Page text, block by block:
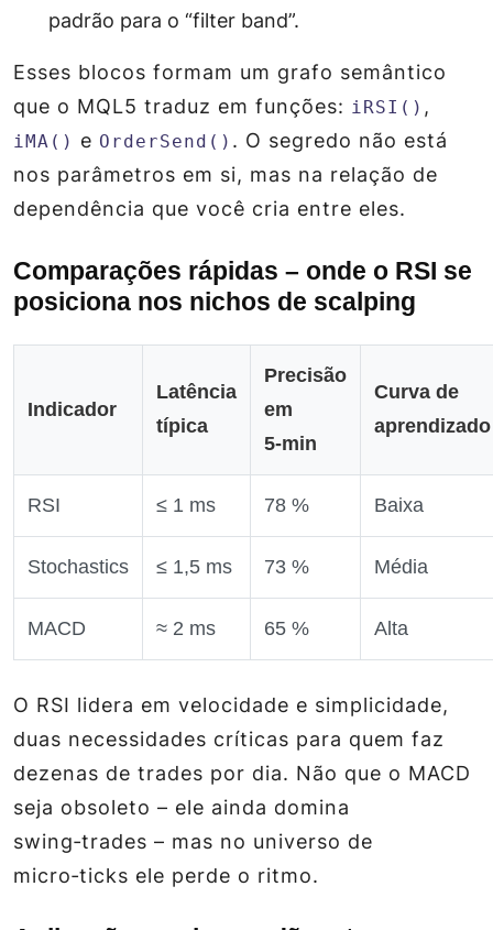
padrão para o “filter band”.
Esses blocos formam um grafo semântico
que o MQL5 traduz em funções: iRSI() ,
iMA() e OrderSend() . O segredo não está
nos parâmetros em si, mas na relação de
dependência que você cria entre eles.
Comparações rápidas – onde o RSI se
posiciona nos nichos de scalping
Indicador
Latência
típica
Precisão
em
5‑min
Curva de
aprendizado
RSI ≤ 1 ms 78 % Baixa
Stochastics ≤ 1,5 ms 73 % Média
MACD ≈ 2 ms 65 % Alta
O RSI lidera em velocidade e simplicidade,
duas necessidades críticas para quem faz
dezenas de trades por dia. Não que o MACD
seja obsoleto – ele ainda domina
swing‑trades – mas no universo de
micro‑ticks ele perde o ritmo.